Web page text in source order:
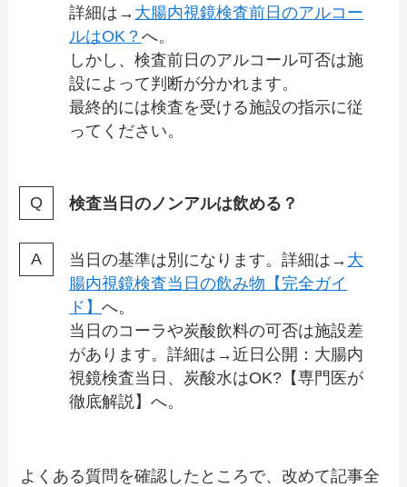
詳細は→ 大腸内視鏡検査前日のアルコー
ルはOK？へ。
しかし、検査前日のアルコール可否は施
設によって判断が分かれます。
最終的には検査を受ける施設の指示に従
ってください。
検査当日のノンアルは飲める？
当日の基準は別になります。詳細は→ 大
腸内視鏡検査当日の飲み物【完全ガイ
ド】へ。
当日のコーラや炭酸飲料の可否は施設差
があります。詳細は→近日公開：大腸内
視鏡検査当日、炭酸水はOK?【専門医が
徹底解説】へ。
よくある質問を確認したところで、改めて記事全